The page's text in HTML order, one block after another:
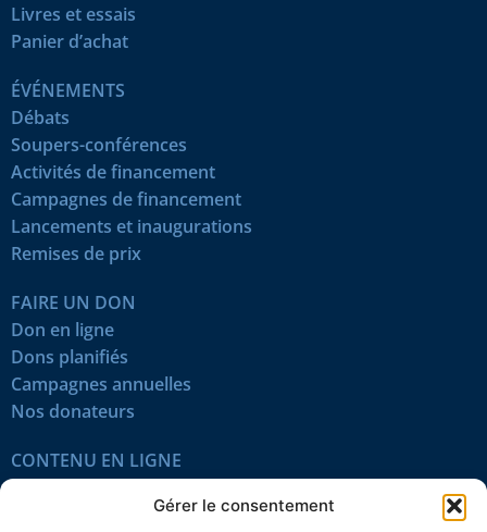
Gérer le consentement
Livres et essais
Panier d’achat
ÉVÉNEMENTS
Débats
Soupers-conférences
Activités de financement
Campagnes de financement
Lancements et inaugurations
Remises de prix
FAIRE UN DON
Don en ligne
Dons planifiés
Campagnes annuelles
Nos donateurs
CONTENU EN LIGNE
Tous les articles